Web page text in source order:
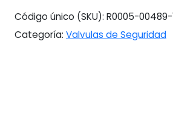
Código único (SKU): R0005-00489-
Categoría: Valvulas de Seguridad